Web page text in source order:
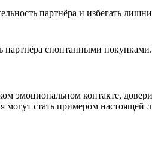
партнёра и избегать
партнёра спонтанными покупками.
эмоциональном контакте,
могут стать примером настоящей